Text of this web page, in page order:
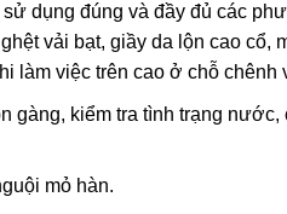
dụng đúng và đầy đủ các
vải bạt, giầy da lộn cao cổ,
làm việc trên cao ở chỗ chênh
gàng, kiểm tra tình trạng
mỏ hàn.